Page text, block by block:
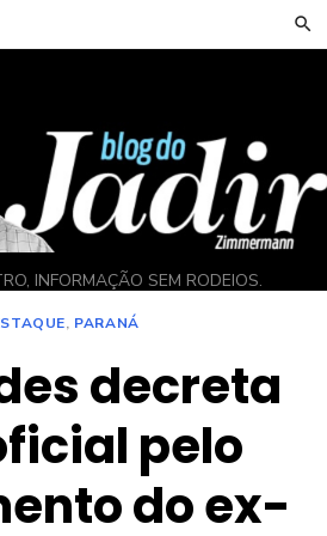
INFORMAÇÃO SEM RODEIOS.
, PARANÁ
decreta
pelo
do ex-